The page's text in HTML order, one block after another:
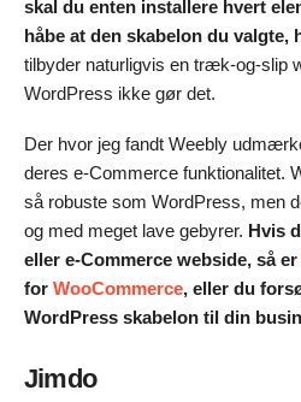
skal du enten installere hvert
håbe at den skabelon du valgte,
tilbyder naturligvis en træk-og-slip
WordPress ikke gør det.
Der hvor jeg fandt Weebly
deres e-Commerce funktionalitet.
så robuste som WordPress, men
og med meget lave gebyrer. Hvis
eller e-Commerce webside, så er
for WooCommerce, eller du
WordPress skabelon til din
Jimdo